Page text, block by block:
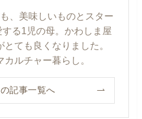
、美味しいものとスター
る1児の母。かわしま屋
ても良くなりました。
ルチャー暮らし。
記事一覧へ